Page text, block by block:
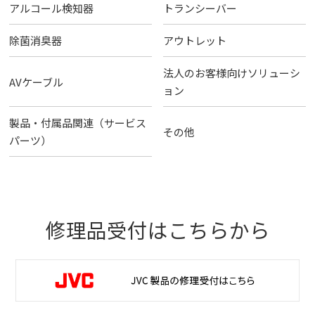
アルコール検知器 トランシーバー
除菌消臭器 アウトレット
AVケーブル
法人のお客様向けソリューシ
ョン
製品・付属品関連（サービス
パーツ）
その他
修理品受付はこちらから